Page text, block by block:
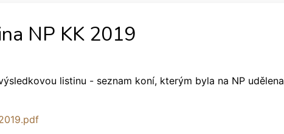
NP KK 2019
listinu - seznam koní, kterým byla na NP udělena